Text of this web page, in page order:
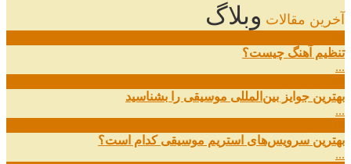
آخرین مقالات وبلاگ
تنظیم آهنگ چیست؟
...
بهترین جوایز بین‌المللی موسیقی را بشناسید
...
بهترین سرویس‌های استریم موسیقی کدام است؟
...